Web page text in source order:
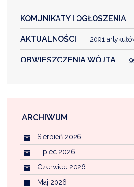
KOMUNIKATY I OGŁOSZENIA
AKTUALNOŚCI 2091
OBWIESZCZENIA WÓJTA
ARCHIWUM
Sierpień 2026
Lipiec 2026
Czerwiec 2026
Maj 2026